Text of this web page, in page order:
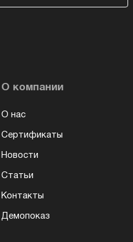
О компании
О нас
Сертификаты
Новости
Статьи
Контакты
Демопоказ